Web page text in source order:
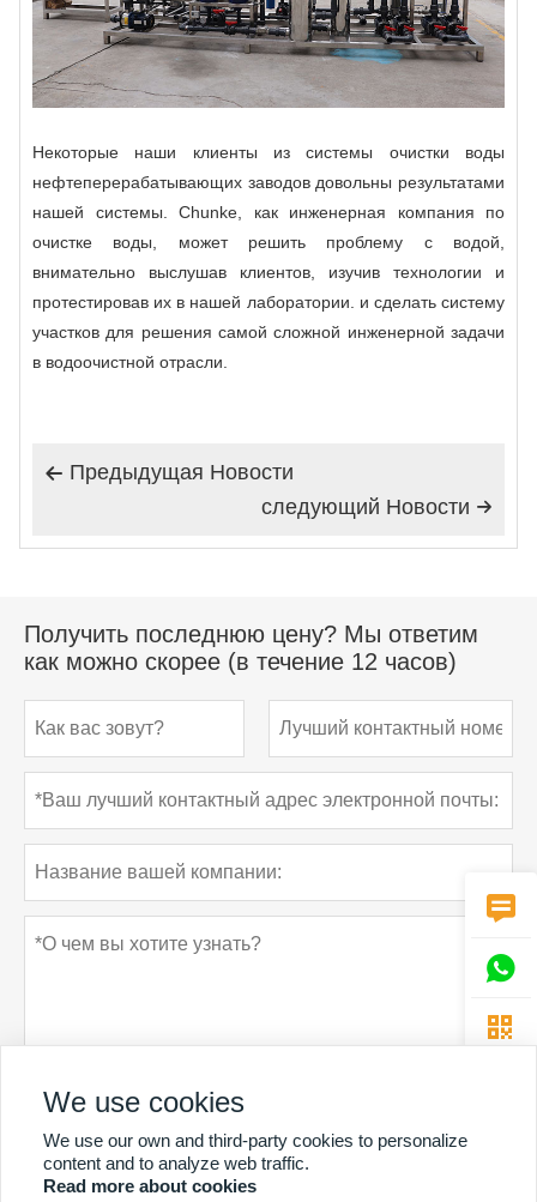
Некоторые наши клиенты из системы очистки воды
нефтеперерабатывающих заводов довольны результатами
нашей системы. Chunke, как инженерная компания по
очистке воды, может решить проблему с водой,
внимательно выслушав клиентов, изучив технологии и
протестировав их в нашей лаборатории. и сделать систему
участков для решения самой сложной инженерной задачи
в водоочистной отрасли.
 Предыдущая Hовости

следующий Hовости
Получить последнюю цену? Мы ответим
как можно скорее (в течение 12 часов)
отправить Политика конфиденциальности



We use cookies
We use our own and third-party cookies to personalize
content and to analyze web traffic.
Read more about cookies